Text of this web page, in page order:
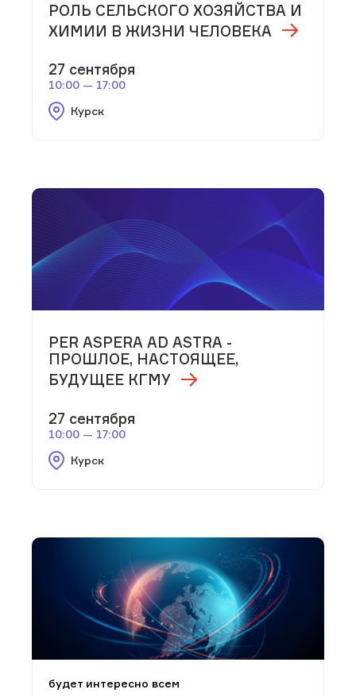
РОЛЬ СЕЛЬСКОГО ХОЗЯЙСТВА И
ХИМИИ В ЖИЗНИ ЧЕЛОВЕКА
27 сентября
10:00 — 17:00
Курск
PER ASPERA AD ASTRA -
ПРОШЛОЕ, НАСТОЯЩЕЕ,
БУДУЩЕЕ КГМУ
27 сентября
10:00 — 17:00
Курск
будет интересно всем